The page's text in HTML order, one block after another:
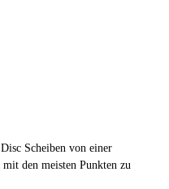
Scheiben von einer
den meisten Punkten zu